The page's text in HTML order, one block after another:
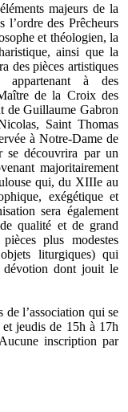
majeurs de la
l’ordre des Prêcheurs
et théologien, la
ainsi que la
des pièces artistiques
appartenant à des
de la Croix des
de Guillaume Gabron
Saint Thomas
à Notre-Dame de
se découvrira par un
majoritairement
qui, du XIIIe au
exégétique et
sera également
qualité et de grand
plus modestes
liturgiques) qui
dévotion dont jouit le
de l’association qui se
et jeudis de 15h à 17h
inscription par